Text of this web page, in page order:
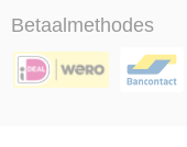
Betaalmethodes